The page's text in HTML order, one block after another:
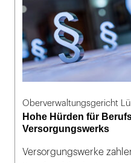
Oberverwaltungsgericht
Hohe Hürden für
Versorgungswerks
Versorgungswerke